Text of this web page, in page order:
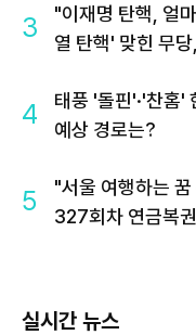
3
"이재명 탄핵, 얼
열 탄핵' 맞힌 무
4
태풍 '돌핀'·'찬홈'
예상 경로는?
5
"서울 여행하는
327회차 연금복
실시간 뉴스